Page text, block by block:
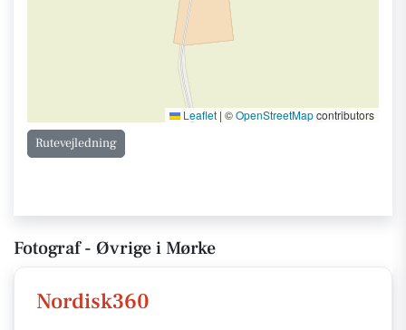
Leaflet | ©OpenStreetMapcontributors
Rutevejledning
Fotograf - Øvrige i Mørke
Nordisk360